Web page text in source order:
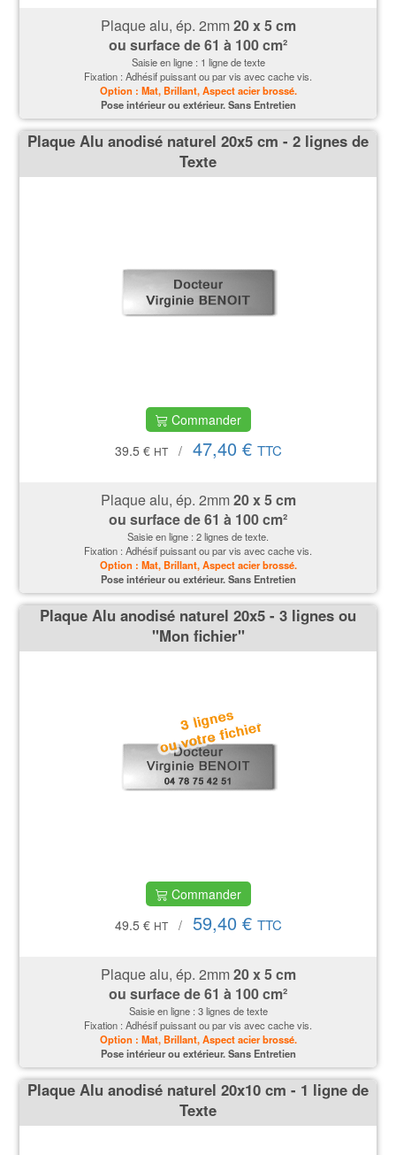
Plaque alu, ép. 2mm20 x 5 cm
ou surface de 61 à 100 cm²
Saisie en ligne : 1 ligne de texte
Fixation : Adhésif puissant ou par vis avec cache vis.
Option : Mat, Brillant, Aspect acier brossé.
Pose intérieur ou extérieur. Sans Entretien
Plaque Alu anodisé naturel 20x5 cm - 2 lignes de
Texte
Commander
39.5 € HT / 47,40 € TTC
Plaque alu, ép. 2mm20 x 5 cm
ou surface de 61 à 100 cm²
Saisie en ligne : 2 lignes de texte.
Fixation : Adhésif puissant ou par vis avec cache vis.
Option : Mat, Brillant, Aspect acier brossé.
Pose intérieur ou extérieur. Sans Entretien
Plaque Alu anodisé naturel 20x5 - 3 lignes ou
''Mon fichier''
Commander
49.5 € HT / 59,40 € TTC
Plaque alu, ép. 2mm20 x 5 cm
ou surface de 61 à 100 cm²
Saisie en ligne : 3 lignes de texte
Fixation : Adhésif puissant ou par vis avec cache vis.
Option : Mat, Brillant, Aspect acier brossé.
Pose intérieur ou extérieur. Sans Entretien
Plaque Alu anodisé naturel 20x10 cm - 1 ligne de
Texte